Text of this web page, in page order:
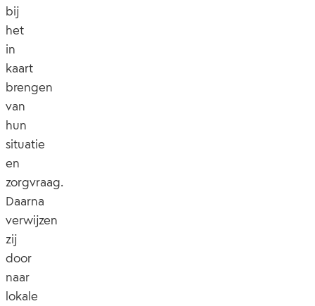
bij
het
in
kaart
brengen
van
hun
situatie
en
zorgvraag.
Daarna
verwijzen
zij
door
naar
lokale